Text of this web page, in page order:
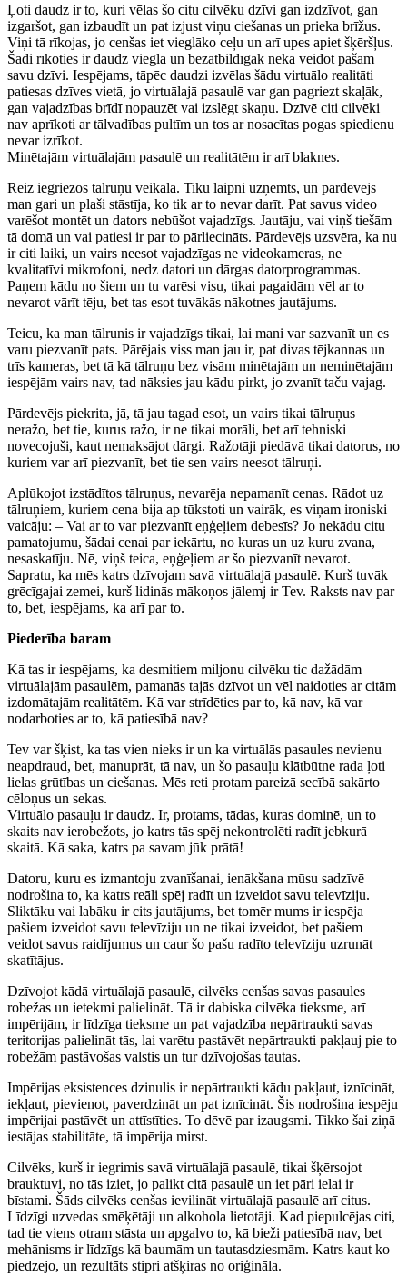
Ļoti daudz ir to, kuri vēlas šo citu cilvēku dzīvi gan izdzīvot, gan
izgaršot, gan izbaudīt un pat izjust viņu ciešanas un prieka brīžus.
Viņi tā rīkojas, jo cenšas iet vieglāko ceļu un arī upes apiet šķēršļus.
Šādi rīkoties ir daudz vieglā un bezatbildīgāk nekā veidot pašam
savu dzīvi. Iespējams, tāpēc daudzi izvēlas šādu virtuālo realitāti
patiesas dzīves vietā, jo virtuālajā pasaulē var gan pagriezt skaļāk,
gan vajadzības brīdī nopauzēt vai izslēgt skaņu. Dzīvē citi cilvēki
nav aprīkoti ar tālvadības pultīm un tos ar nosacītas pogas spiedienu
nevar izrīkot.
Minētajām virtuālajām pasaulē un realitātēm ir arī blaknes.
Reiz iegriezos tālruņu veikalā. Tiku laipni uzņemts, un pārdevējs
man gari un plaši stāstīja, ko tik ar to nevar darīt. Pat savus video
varēšot montēt un dators nebūšot vajadzīgs. Jautāju, vai viņš tiešām
tā domā un vai patiesi ir par to pārliecināts. Pārdevējs uzsvēra, ka nu
ir citi laiki, un vairs neesot vajadzīgas ne videokameras, ne
kvalitatīvi mikrofoni, nedz datori un dārgas datorprogrammas.
Paņem kādu no šiem un tu varēsi visu, tikai pagaidām vēl ar to
nevarot vārīt tēju, bet tas esot tuvākās nākotnes jautājums.
Teicu, ka man tālrunis ir vajadzīgs tikai, lai mani var sazvanīt un es
varu piezvanīt pats. Pārējais viss man jau ir, pat divas tējkannas un
trīs kameras, bet tā kā tālruņu bez visām minētajām un neminētajām
iespējām vairs nav, tad nāksies jau kādu pirkt, jo zvanīt taču vajag.
Pārdevējs piekrita, jā, tā jau tagad esot, un vairs tikai tālruņus
neražo, bet tie, kurus ražo, ir ne tikai morāli, bet arī tehniski
novecojuši, kaut nemaksājot dārgi. Ražotāji piedāvā tikai datorus, no
kuriem var arī piezvanīt, bet tie sen vairs neesot tālruņi.
Aplūkojot izstādītos tālruņus, nevarēja nepamanīt cenas. Rādot uz
tālruņiem, kuriem cena bija ap tūkstoti un vairāk, es viņam ironiski
vaicāju: – Vai ar to var piezvanīt eņģeļiem debesīs? Jo nekādu citu
pamatojumu, šādai cenai par iekārtu, no kuras un uz kuru zvana,
nesaskatīju. Nē, viņš teica, eņģeļiem ar šo piezvanīt nevarot.
Sapratu, ka mēs katrs dzīvojam savā virtuālajā pasaulē. Kurš tuvāk
grēcīgajai zemei, kurš lidinās mākoņos jālemj ir Tev. Raksts nav par
to, bet, iespējams, ka arī par to.
Piederība baram
Kā tas ir iespējams, ka desmitiem miljonu cilvēku tic dažādām
virtuālajām pasaulēm, pamanās tajās dzīvot un vēl naidoties ar citām
izdomātajām realitātēm. Kā var strīdēties par to, kā nav, kā var
nodarboties ar to, kā patiesībā nav?
Tev var šķist, ka tas vien nieks ir un ka virtuālās pasaules nevienu
neapdraud, bet, manuprāt, tā nav, un šo pasauļu klātbūtne rada ļoti
lielas grūtības un ciešanas. Mēs reti protam pareizā secībā sakārto
cēloņus un sekas.
Virtuālo pasauļu ir daudz. Ir, protams, tādas, kuras dominē, un to
skaits nav ierobežots, jo katrs tās spēj nekontrolēti radīt jebkurā
skaitā. Kā saka, katrs pa savam jūk prātā!
Datoru, kuru es izmantoju zvanīšanai, ienākšana mūsu sadzīvē
nodrošina to, ka katrs reāli spēj radīt un izveidot savu televīziju.
Sliktāku vai labāku ir cits jautājums, bet tomēr mums ir iespēja
pašiem izveidot savu televīziju un ne tikai izveidot, bet pašiem
veidot savus raidījumus un caur šo pašu radīto televīziju uzrunāt
skatītājus.
Dzīvojot kādā virtuālajā pasaulē, cilvēks cenšas savas pasaules
robežas un ietekmi palielināt. Tā ir dabiska cilvēka tieksme, arī
impērijām, ir līdzīga tieksme un pat vajadzība nepārtraukti savas
teritorijas palielināt tās, lai varētu pastāvēt nepārtraukti pakļauj pie to
robežām pastāvošas valstis un tur dzīvojošas tautas.
Impērijas eksistences dzinulis ir nepārtraukti kādu pakļaut, iznīcināt,
iekļaut, pievienot, paverdzināt un pat iznīcināt. Šis nodrošina iespēju
impērijai pastāvēt un attīstīties. To dēvē par izaugsmi. Tikko šai ziņā
iestājas stabilitāte, tā impērija mirst.
Cilvēks, kurš ir iegrimis savā virtuālajā pasaulē, tikai šķērsojot
brauktuvi, no tās iziet, jo palikt citā pasaulē un iet pāri ielai ir
bīstami. Šāds cilvēks cenšas ievilināt virtuālajā pasaulē arī citus.
Līdzīgi uzvedas smēķētāji un alkohola lietotāji. Kad piepulcējas citi,
tad tie viens otram stāsta un apgalvo to, kā bieži patiesībā nav, bet
mehānisms ir līdzīgs kā baumām un tautasdziesmām. Katrs kaut ko
piedzejo, un rezultāts stipri atšķiras no oriģināla.